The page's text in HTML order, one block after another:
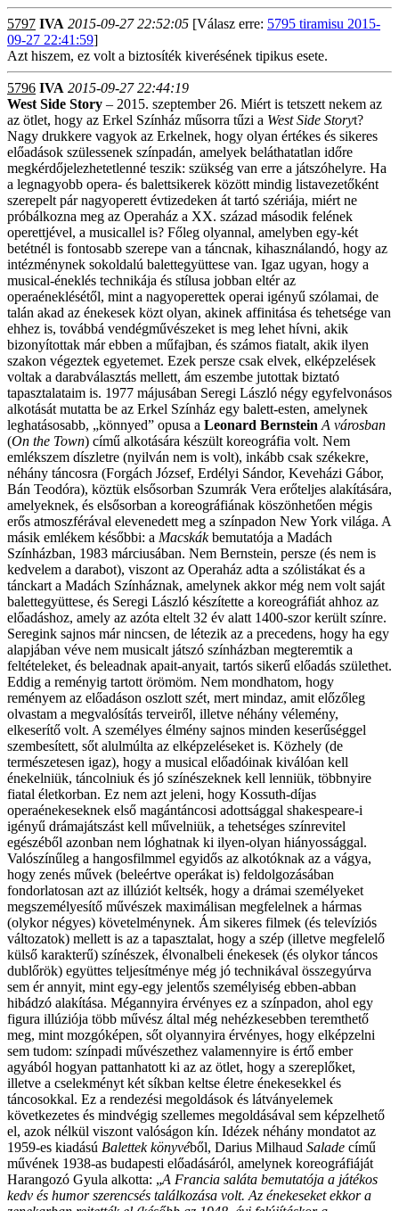
5797 IVA 2015-09-27 22:52:05 [Válasz erre: 5795 tiramisu 2015-
09-27 22:41:59]
Azt hiszem, ez volt a biztosíték kiverésének tipikus esete.
5796 IVA 2015-09-27 22:44:19
West Side Story – 2015. szeptember 26. Miért is tetszett nekem az
az ötlet, hogy az Erkel Színház műsorra tűzi a West Side Storyt?
Nagy drukkere vagyok az Erkelnek, hogy olyan értékes és sikeres
előadások szülessenek színpadán, amelyek beláthatatlan időre
megkérdőjelezhetetlenné teszik: szükség van erre a játszóhelyre. Ha
a legnagyobb opera- és balettsikerek között mindig listavezetőként
szerepelt pár nagyoperett évtizedeken át tartó szériája, miért ne
próbálkozna meg az Operaház a XX. század második felének
operettjével, a musicallel is? Főleg olyannal, amelyben egy-két
betétnél is fontosabb szerepe van a táncnak, kihasználandó, hogy az
intézménynek sokoldalú balettegyüttese van. Igaz ugyan, hogy a
musical-éneklés technikája és stílusa jobban eltér az
operaéneklésétől, mint a nagyoperettek operai igényű szólamai, de
talán akad az énekesek közt olyan, akinek affinitása és tehetsége van
ehhez is, továbbá vendégművészeket is meg lehet hívni, akik
bizonyítottak már ebben a műfajban, és számos fiatalt, akik ilyen
szakon végeztek egyetemet. Ezek persze csak elvek, elképzelések
voltak a darabválasztás mellett, ám eszembe jutottak biztató
tapasztalataim is. 1977 májusában Seregi László négy egyfelvonásos
alkotását mutatta be az Erkel Színház egy balett-esten, amelynek
leghatásosabb, „könnyed” opusa a Leonard Bernstein A városban
(On the Town) című alkotására készült koreográfia volt. Nem
emlékszem díszletre (nyilván nem is volt), inkább csak székekre,
néhány táncosra (Forgách József, Erdélyi Sándor, Keveházi Gábor,
Bán Teodóra), köztük elsősorban Szumrák Vera erőteljes alakítására,
amelyeknek, és elsősorban a koreográfiának köszönhetően mégis
erős atmoszférával elevenedett meg a színpadon New York világa. A
másik emlékem későbbi: a Macskákbemutatója a Madách
Színházban, 1983 márciusában. Nem Bernstein, persze (és nem is
kedvelem a darabot), viszont az Operaház adta a szólistákat és a
tánckart a Madách Színháznak, amelynek akkor még nem volt saját
balettegyüttese, és Seregi László készítette a koreográfiát ahhoz az
előadáshoz, amely az azóta eltelt 32 év alatt 1400-szor került színre.
Seregink sajnos már nincsen, de létezik az a precedens, hogy ha egy
alapjában véve nem musicalt játszó színházban megteremtik a
feltételeket, és beleadnak apait-anyait, tartós sikerű előadás születhet.
Eddig a reményig tartott örömöm. Nem mondhatom, hogy
reményem az előadáson oszlott szét, mert mindaz, amit előzőleg
olvastam a megvalósítás terveiről, illetve néhány vélemény,
elkeserítő volt. A személyes élmény sajnos minden keserűséggel
szembesített, sőt alulmúlta az elképzeléseket is. Közhely (de
természetesen igaz), hogy a musical előadóinak kiválóan kell
énekelniük, táncolniuk és jó színészeknek kell lenniük, többnyire
fiatal életkorban. Ez nem azt jeleni, hogy Kossuth-díjas
operaénekeseknek első magántáncosi adottsággal shakespeare-i
igényű drámajátszást kell művelniük, a tehetséges színrevitel
egészéből azonban nem lóghatnak ki ilyen-olyan hiányossággal.
Valószínűleg a hangosfilmmel egyidős az alkotóknak az a vágya,
hogy zenés művek (beleértve operákat is) feldolgozásában
fondorlatosan azt az illúziót keltsék, hogy a drámai személyeket
megszemélyesítő művészek maximálisan megfelelnek a hármas
(olykor négyes) követelménynek. Ám sikeres filmek (és televíziós
változatok) mellett is az a tapasztalat, hogy a szép (illetve megfelelő
külső karakterű) színészek, élvonalbeli énekesek (és olykor táncos
dublőrök) együttes teljesítménye még jó technikával összegyúrva
sem ér annyit, mint egy-egy jelentős személyiség ebben-abban
hibádzó alakítása. Mégannyira érvényes ez a színpadon, ahol egy
figura illúziója több művész által még nehézkesebben teremthető
meg, mint mozgóképen, sőt olyannyira érvényes, hogy elképzelni
sem tudom: színpadi művészethez valamennyire is értő ember
agyából hogyan pattanhatott ki az az ötlet, hogy a szereplőket,
illetve a cselekményt két síkban keltse életre énekesekkel és
táncosokkal. Ez a rendezési megoldások és látványelemek
következetes és mindvégig szellemes megoldásával sem képzelhető
el, azok nélkül viszont valóságon kín. Idézek néhány mondatot az
1959-es kiadású Balettek könyvéből, Darius Milhaud Salade című
művének 1938-as budapesti előadásáról, amelynek koreográfiáját
Harangozó Gyula alkotta: „A Francia saláta bemutatója a játékos
kedv és humor szerencsés találkozása volt. Az énekeseket ekkor a